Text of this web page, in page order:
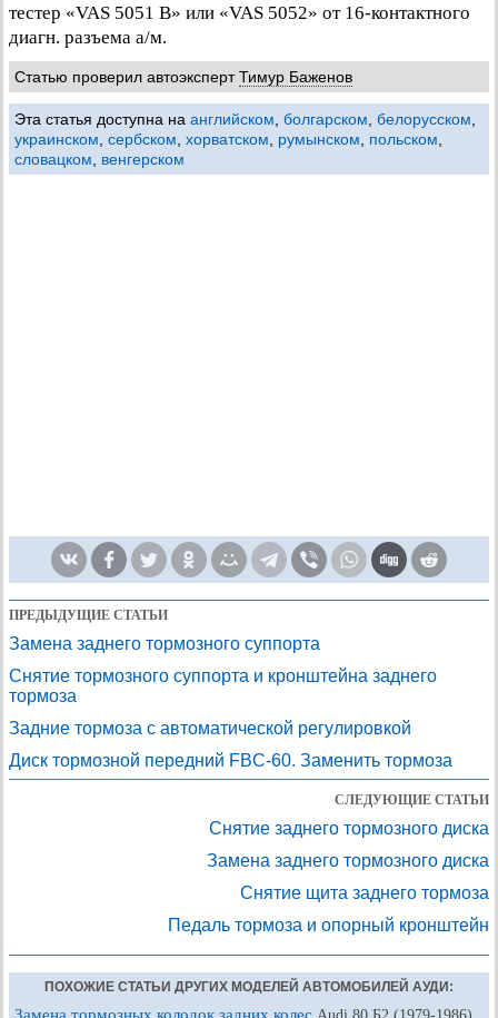
тестер «VAS 5051 В» или «VAS 5052» от 16-контактного
диагн. разъема а/м.
Статью проверил автоэкспертТимур Баженов
Эта статья доступна на английском болгарском белорусском
украинском сербском хорватском румынском польском
словацком
венгерском
ПРЕДЫДУЩИЕ СТАТЬИ
Замена заднего тормозного суппорта
Снятие тормозного суппорта и кронштейна заднего
тормоза
Задние тормоза с автоматической регулировкой
Диск тормозной передний FBC-60. Заменить тормоза
СЛЕДУЮЩИЕ СТАТЬИ
Снятие заднего тормозного диска
Замена заднего тормозного диска
Снятие щита заднего тормоза
Педаль тормоза и опорный кронштейн
ПОХОЖИЕ СТАТЬИ ДРУГИХ МОДЕЛЕЙ АВТОМОБИЛЕЙ АУДИ: